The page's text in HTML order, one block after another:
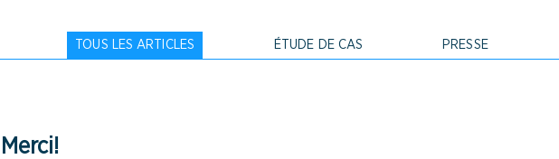
TOUS LES ARTICLES ÉTUDE DE CAS PRESSE
Merci!